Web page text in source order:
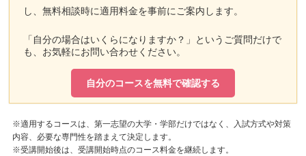
し、無料相談時に適用料金を事前にご案内します。
「自分の場合はいくらになりますか？」というご質問だけで
も、お気軽にお問い合わせください。
自分のコースを無料で確認する
※適用するコースは、第一志望の大学・学部だけではなく、入試方式や対策
内容、必要な専門性を踏まえて決定します。
※受講開始後は、受講開始時点のコース料金を継続します。